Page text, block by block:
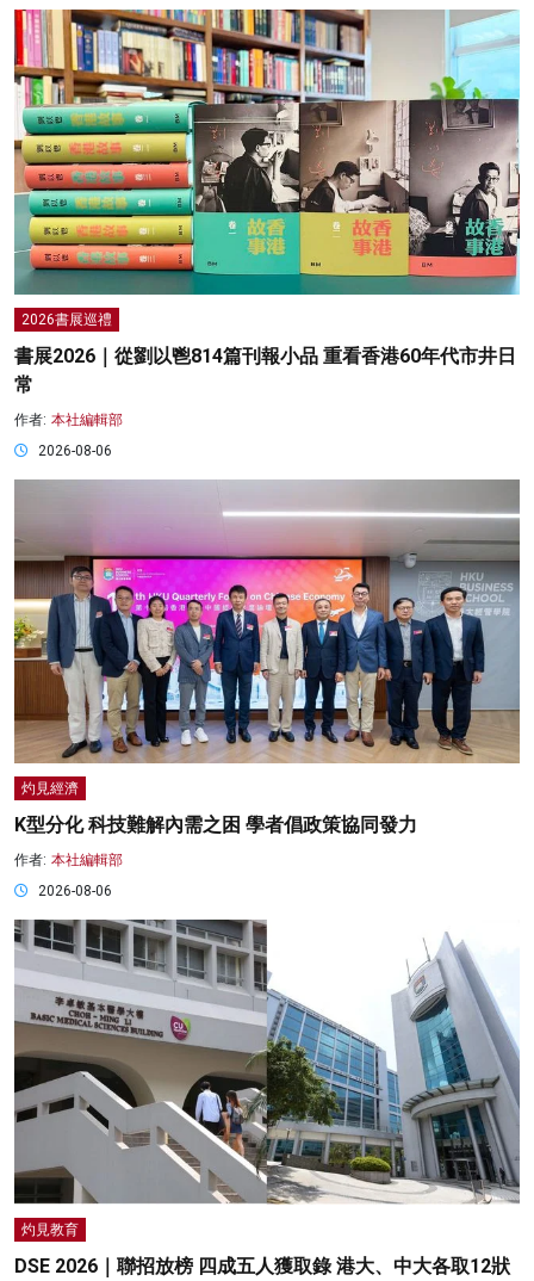
2026書展巡禮
書展2026｜從劉以鬯814篇刊報小品 重看香港60年代市井日
常
作者: 本社編輯部
2026-08-06
灼見經濟
K型分化 科技難解內需之困 學者倡政策協同發力
作者: 本社編輯部
2026-08-06
灼見教育
DSE 2026｜聯招放榜 四成五人獲取錄 港大、中大各取12狀